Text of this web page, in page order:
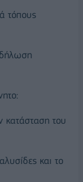
τόπους
κατάσταση του
και το